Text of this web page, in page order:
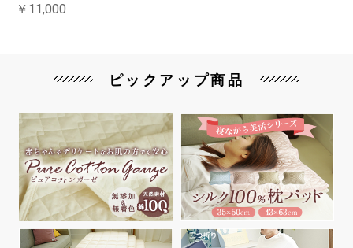
￥11,000
ピックアップ商品